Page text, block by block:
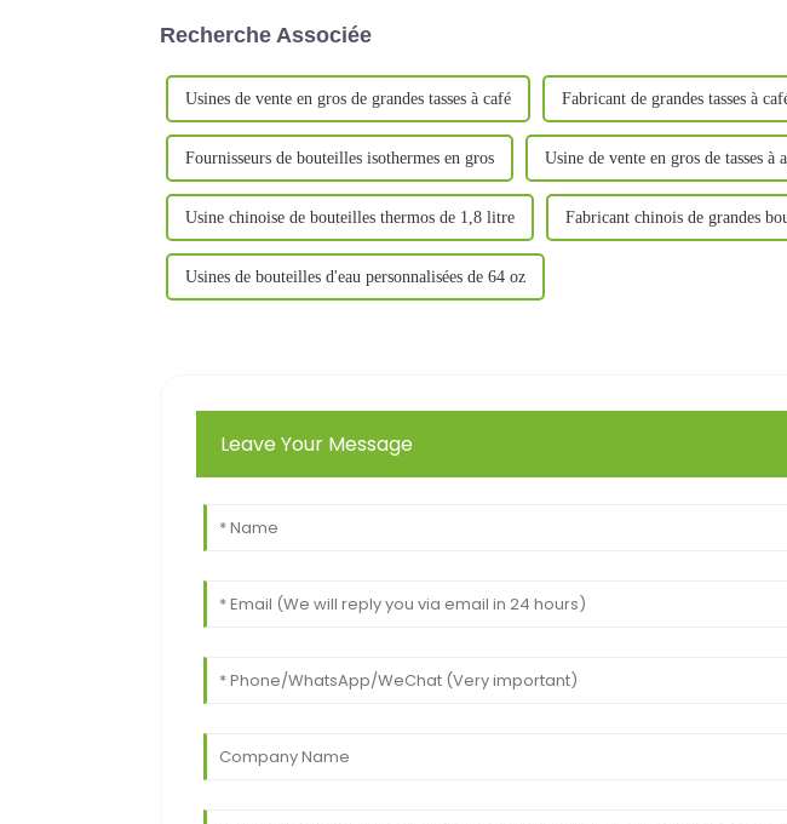
Recherche Associée
Usines de vente en gros de grandes tasses à café Fabricant de grandes tasses à
Fournisseurs de bouteilles isothermes en gros Usine de vente en gros de tasses à
Usine chinoise de bouteilles thermos de 1,8 litre Fabricant chinois de grandes
Usines de bouteilles d'eau personnalisées de 64 oz
Leave Your Message